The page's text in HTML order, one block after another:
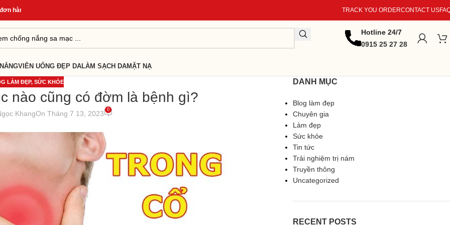
* TRACK YOU ORDERCONTACT US
Hotline 24/7
0915 25 27 28
VIÊN UỐNG ĐẸP DALÀM SẠCH DAMẶT NẠ
LÀM ĐẸP, SỨC KHỎE
nào cũng có đờm là bệnh gì?
KhangOn Tháng 7 13, 2023 0
DANH MỤC
Blog làm đẹp
Chuyên gia
Làm đẹp
Sức khỏe
Tin tức
Trải nghiệm trị nám
Truyền thông
Uncategorized
RECENT POSTS